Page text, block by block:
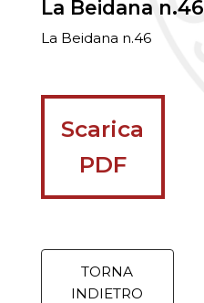
La Beidana n.46
La Beidana n.46
Scarica
PDF
TORNA
INDIETRO